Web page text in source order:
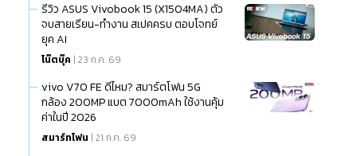
รีวิว ASUS Vivobook 15 (X1504MA) ตัว
จบสายเรียน-ทำงาน สเปคครบ ตอบโจทย์
ยุค AI
โน๊ตบุ๊ค | 23 ก.ค. 69
vivo V70 FE ดีไหม? สมาร์ตโฟน 5G
กล้อง 200MP แบต 7000mAh ใช้งานคุ้ม
ค่าในปี 2026
สมาร์ทโฟน | 21 ก.ค. 69